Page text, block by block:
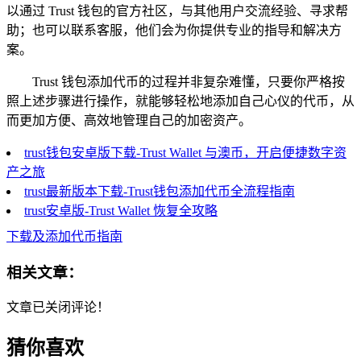
以通过 Trust 钱包的官方社区，与其他用户交流经验、寻求帮
助；也可以联系客服，他们会为你提供专业的指导和解决方
案。
Trust 钱包添加代币的过程并非复杂难懂，只要你严格按
照上述步骤进行操作，就能够轻松地添加自己心仪的代币，从
而更加方便、高效地管理自己的加密资产。
trust钱包安卓版下载-Trust Wallet 与澳币，开启便捷数字资
产之旅
trust最新版本下载-Trust钱包添加代币全流程指南
trust安卓版-Trust Wallet 恢复全攻略
下载及添加代币指南
相关文章：
文章已关闭评论！
猜你喜欢